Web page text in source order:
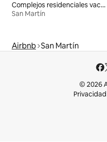
Complejos residenciales vacacionales en la playa
San Martín
Airbnb San Martín
© 2026
Privacidad